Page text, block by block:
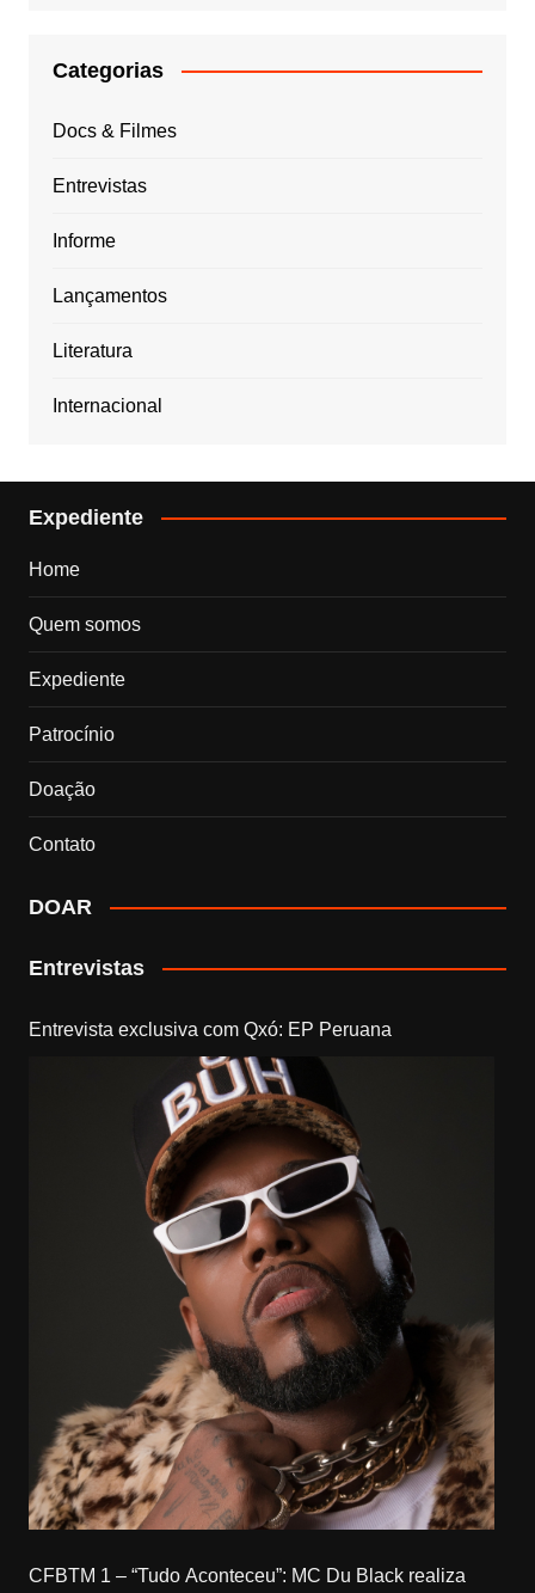
Categorias
Docs & Filmes
Entrevistas
Informe
Lançamentos
Literatura
Internacional
Expediente
Home
Quem somos
Expediente
Patrocínio
Doação
Contato
DOAR
Entrevistas
Entrevista exclusiva com Qxó: EP Peruana
CFBTM 1 – “Tudo Aconteceu”: MC Du Black realiza